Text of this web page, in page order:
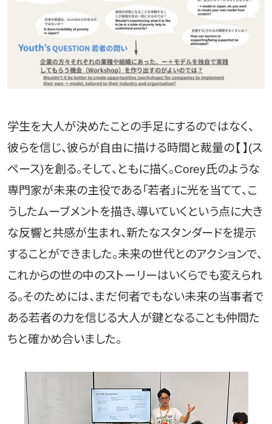
学生を大人が決めたことの手足にするのではなく、
彼らを信じ、彼らが自由に描ける時間と裁量の【 】(ス
ペース)を創る。そして、ともに描く。Corey氏のような
専門家が未来の主役である「若者」に光を当てて、こ
うしたムーブメントを描き、導いていくという点に大き
な反響と共感が生まれ、新たなスタンダードを提示
することができました。未来の世代とのアクションで、
これからの世の中のストーリーはいくらでも変えられ
る。そのためには、まだ何者でもない未来の当事者で
ある若者の力を信じる大人が鍵となることも仲間た
ちと確かめ合いました。